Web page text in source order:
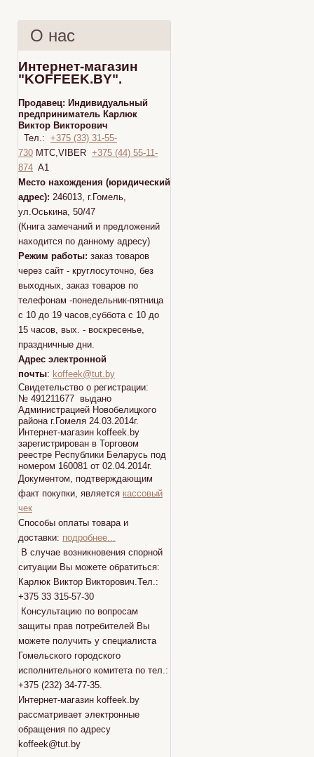
О нас
Интернет-магазин
"KOFFEEK.BY".
Продавец: Индивидуальный
предприниматель Карлюк
Виктор Викторович
Тел.: +375 (33) 31-55-
730 МТС,VIBER +375 (44) 55-11-
874 A1
Место нахождения (юридический
адрес): 246013, г.Гомель,
ул.Оськина, 50/47
(Книга замечаний и предложений
находится по данному адресу)
Режим работы: заказ товаров
через сайт - круглосуточно, без
выходных, заказ товаров по
телефонам -понедельник-пятница
с 10 до 19 часов,суббота с 10 до
15 часов, вых. - воскресенье,
праздничные дни.
Адрес электронной
почты: koffeek@tut.by
Свидетельство о регистрации:
№ 491211677 выдано
Администрацией Новобелицкого
района г.Гомеля 24.03.2014г.
Интернет-магазин koffeek.by
зарегистрирован в Торговом
реестре Республики Беларусь под
номером 160081 от 02.04.2014г.
Документом, подтверждающим
факт покупки, является кассовый
чек
Способы оплаты товара и
доставки: подробнее...
В случае возникновения спорной
ситуации Вы можете обратиться:
Карлюк Виктор Викторович.Тел.:
+375 33 315-57-30
Консультацию по вопросам
защиты прав потребителей Вы
можете получить у специалиста
Гомельского городского
исполнительного комитета по тел.:
+375 (232) 34-77-35.
Интернет-магазин koffeek.by
рассматривает электронные
обращения по адресу
koffeek@tut.by